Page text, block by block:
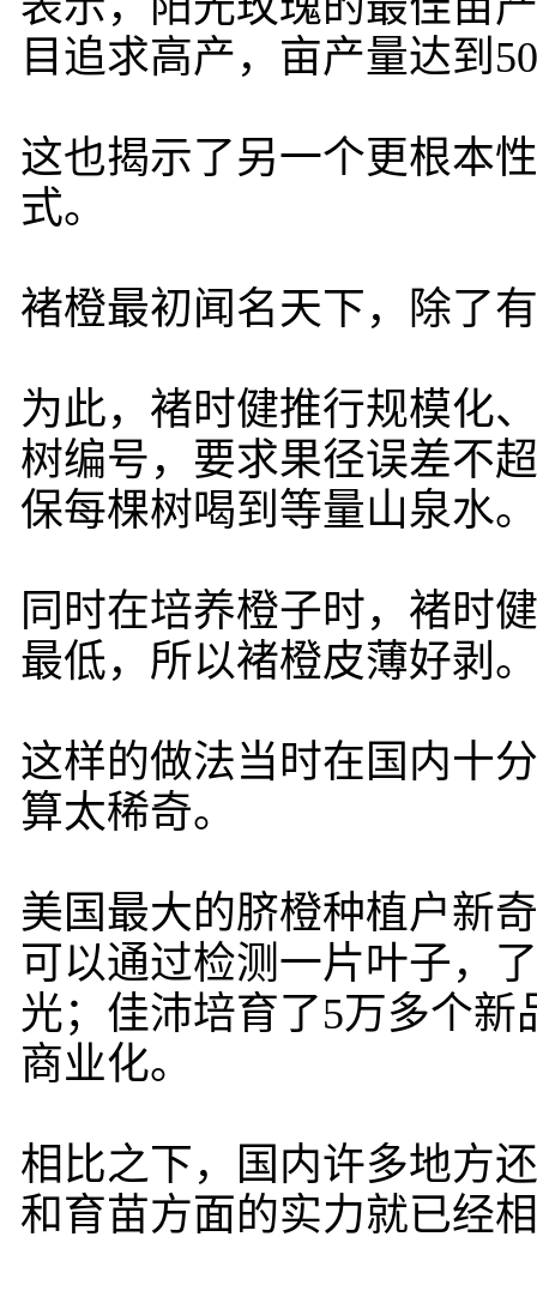
目追求高产，亩产量达到
这也揭示了另一个更根本
式。
褚橙最初闻名天下，除了
为此，褚时健推行规模化
树编号，要求果径误差不
保每棵树喝到等量山泉水。
同时在培养橙子时，褚时
最低，所以褚橙皮薄好剥。
这样的做法当时在国内十
算太稀奇。
美国最大的脐橙种植户新
可以通过检测一片叶子，
光；佳沛培育了5万多个
商业化。
相比之下，国内许多地方
和育苗方面的实力就已经